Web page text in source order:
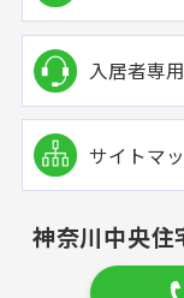
入居者専
サイトマ
神奈川中央